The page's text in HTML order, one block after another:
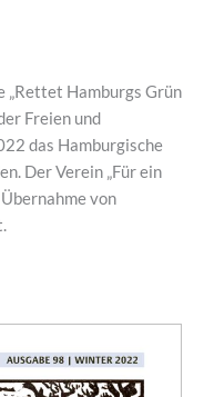
Hamburgs Grün
Freien und
das Hamburgische
Der Verein „Für ein
von